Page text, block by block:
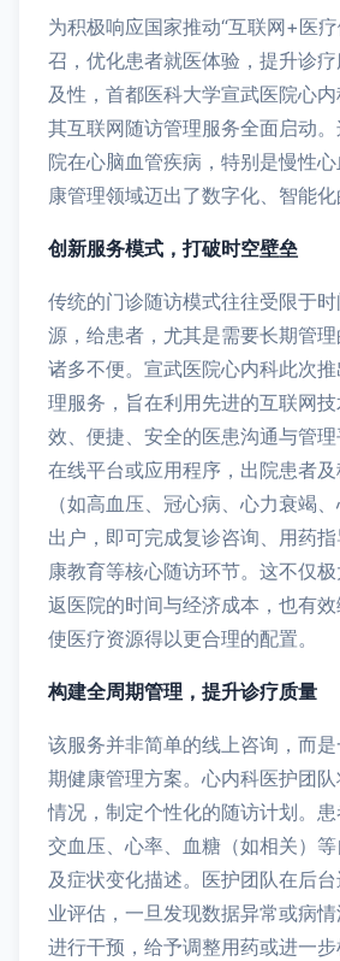
为积极响应国家推动“互联网+医
召，优化患者就医体验，提升诊
及性，首都医科大学宣武医院心内
其互联网随访管理服务全面启动
院在心脑血管疾病，特别是慢性
康管理领域迈出了数字化、智能化
创新服务模式，打破时空壁垒
传统的门诊随访模式往往受限于
源，给患者，尤其是需要长期管
诸多不便。宣武医院心内科此次
理服务，旨在利用先进的互联网
效、便捷、安全的医患沟通与管
在线平台或应用程序，出院患者
（如高血压、冠心病、心力衰竭
出户，即可完成复诊咨询、用药
康教育等核心随访环节。这不仅
返医院的时间与经济成本，也有效
使医疗资源得以更合理的配置。
构建全周期管理，提升诊疗质量
该服务并非简单的线上咨询，而
期健康管理方案。心内科医护团
情况，制定个性化的随访计划。
交血压、心率、血糖（如相关）
及症状变化描述。医护团队在后
业评估，一旦发现数据异常或病
进行干预，给予调整用药或进一